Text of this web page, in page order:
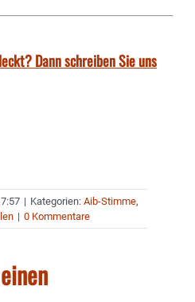
Dann schreiben Sie uns
| Kategorien: Aib-Stimme,
| 0 Kommentare